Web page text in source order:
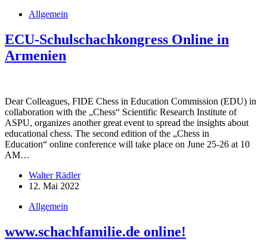
Allgemein
ECU-Schulschachkongress Online in
Armenien
Dear Colleagues, FIDE Chess in Education Commission (EDU) in
collaboration with the „Chess“ Scientific Research Institute of
ASPU, organizes another great event to spread the insights about
educational chess. The second edition of the „Chess in
Education“ online conference will take place on June 25-26 at 10
AM…
Walter Rädler
12. Mai 2022
Allgemein
www.schachfamilie.de online!